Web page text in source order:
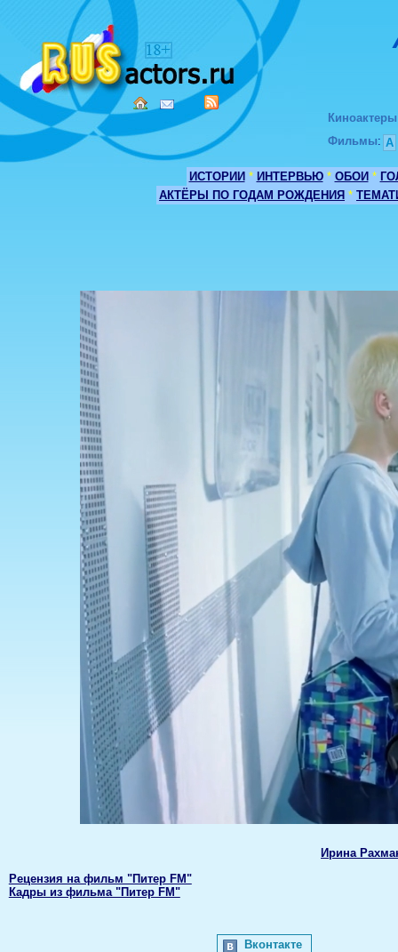
Киноактеры
Фильмы: А
ИСТОРИИ * ИНТЕРВЬЮ * ОБОИ *
АКТЁРЫ ПО ГОДАМ РОЖДЕНИЯ *
Ирина
Рецензия на фильм "Питер FM"
Кадры из фильма "Питер FM"
Вконтакте